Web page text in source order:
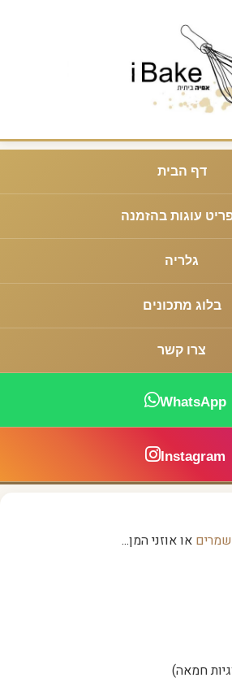
דף הבית
עוגות בהזמנה
גלריה
בלוג מתכונים
צרו קשר
WhatsApp
Instagram
שמרים או אוזני המן...